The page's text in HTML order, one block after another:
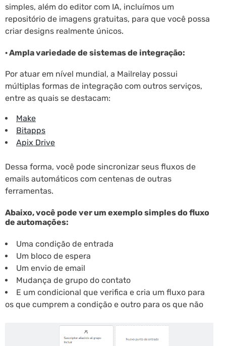
simples, além do editor com IA, incluímos um
repositório de imagens gratuitas, para que você possa
criar designs realmente únicos.
· Ampla variedade de sistemas de integração:
Por atuar em nível mundial, a Mailrelay possui
múltiplas formas de integração com outros serviços,
entre as quais se destacam:
Make
Bitapps
Apix Drive
Dessa forma, você pode sincronizar seus fluxos de
emails automáticos com centenas de outras
ferramentas.
Abaixo, você pode ver um exemplo simples do fluxo
de automações:
Uma condição de entrada
Um bloco de espera
Um envio de email
Mudança de grupo do contato
E um condicional que verifica e cria um fluxo para
os que cumprem a condição e outro para os que não